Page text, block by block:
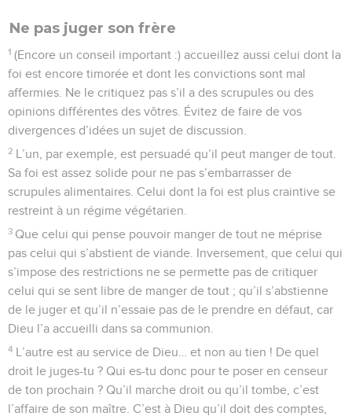
Ne pas juger son frère
1 (Encore un conseil important :) accueillez aussi celui dont la
foi est encore timorée et dont les convictions sont mal
affermies. Ne le critiquez pas s’il a des scrupules ou des
opinions différentes des vôtres. Évitez de faire de vos
divergences d’idées un sujet de discussion.
2 L’un, par exemple, est persuadé qu’il peut manger de tout.
Sa foi est assez solide pour ne pas s’embarrasser de
scrupules alimentaires. Celui dont la foi est plus craintive se
restreint à un régime végétarien.
3 Que celui qui pense pouvoir manger de tout ne méprise
pas celui qui s’abstient de viande. Inversement, que celui qui
s’impose des restrictions ne se permette pas de critiquer
celui qui se sent libre de manger de tout ; qu’il s’abstienne
de le juger et qu’il n’essaie pas de le prendre en défaut, car
Dieu l’a accueilli dans sa communion.
4 L’autre est au service de Dieu… et non au tien ! De quel
droit le juges-tu ? Qui es-tu donc pour te poser en censeur
de ton prochain ? Qu’il marche droit ou qu’il tombe, c’est
l’affaire de son maître. C’est à Dieu qu’il doit des comptes,